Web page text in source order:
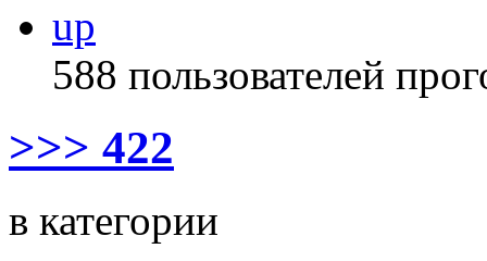
up
588 пользователей
>>> 422
в категории